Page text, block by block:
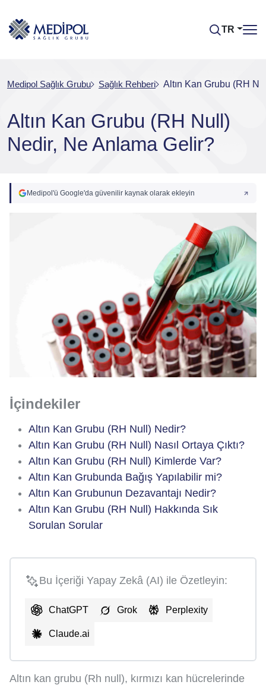
TR
Medipol Sağlık Grubu Sağlık Rehberi Altın Kan Grubu (RH
Altın Kan Grubu (RH Null)
Nedir, Ne Anlama Gelir?
Medipol'ü Google'da güvenilir kaynak olarak ekleyin
İçindekiler
Altın Kan Grubu (RH Null) Nedir?
Altın Kan Grubu (RH Null) Nasıl Ortaya Çıktı?
Altın Kan Grubu (RH Null) Kimlerde Var?
Altın Kan Grubunda Bağış Yapılabilir mi?
Altın Kan Grubunun Dezavantajı Nedir?
Altın Kan Grubu (RH Null) Hakkında Sık
Sorulan Sorular
Bu İçeriği Yapay Zekâ (AI) ile Özetleyin:
ChatGPT Grok Perplexity
Claude.ai
Altın kan grubu (Rh null), kırmızı kan hücrelerinde